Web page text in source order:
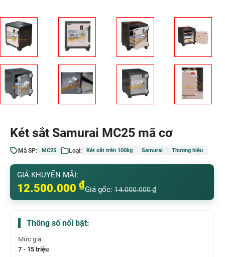
Két sắt Samurai MC25 mã cơ
Mã SP: MC25 Loại: Két sắt trên 100kg Samurai Thương hiệu
GIÁ KHUYẾN MÃI:
12.500.000 ₫Giá gốc: 14.000.000₫
Thông số nổi bật:
Mức giá:
7 - 15 triệu